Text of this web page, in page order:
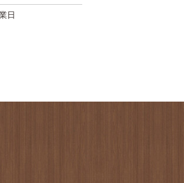
日